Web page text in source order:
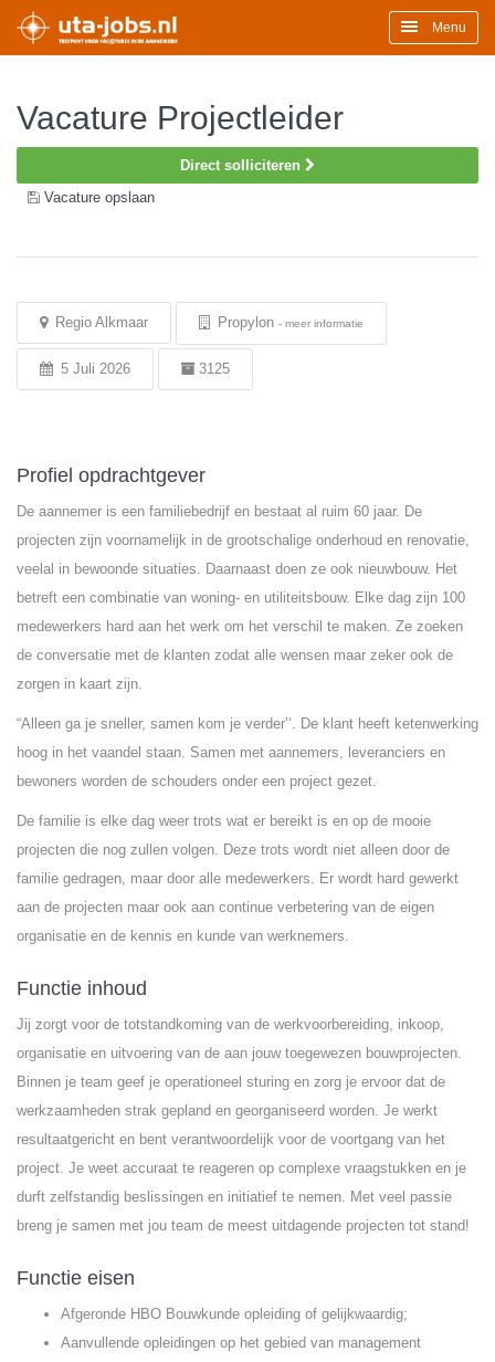
Menu
Vacature Projectleider
Direct solliciteren
Vacature opslaan
Regio Alkmaar Propylon - meer informatie
5 Juli 2026 3125
Profiel opdrachtgever
De aannemer is een familiebedrijf en bestaat al ruim 60 jaar. De
projecten zijn voornamelijk in de grootschalige onderhoud en renovatie,
veelal in bewoonde situaties. Daarnaast doen ze ook nieuwbouw. Het
betreft een combinatie van woning- en utiliteitsbouw. Elke dag zijn 100
medewerkers hard aan het werk om het verschil te maken. Ze zoeken
de conversatie met de klanten zodat alle wensen maar zeker ook de
zorgen in kaart zijn.
“Alleen ga je sneller, samen kom je verder’’. De klant heeft ketenwerking
hoog in het vaandel staan. Samen met aannemers, leveranciers en
bewoners worden de schouders onder een project gezet.
De familie is elke dag weer trots wat er bereikt is en op de mooie
projecten die nog zullen volgen. Deze trots wordt niet alleen door de
familie gedragen, maar door alle medewerkers. Er wordt hard gewerkt
aan de projecten maar ook aan continue verbetering van de eigen
organisatie en de kennis en kunde van werknemers.
Functie inhoud
Jij zorgt voor de totstandkoming van de werkvoorbereiding, inkoop,
organisatie en uitvoering van de aan jouw toegewezen bouwprojecten.
Binnen je team geef je operationeel sturing en zorg je ervoor dat de
werkzaamheden strak gepland en georganiseerd worden. Je werkt
resultaatgericht en bent verantwoordelijk voor de voortgang van het
project. Je weet accuraat te reageren op complexe vraagstukken en je
durft zelfstandig beslissingen en initiatief te nemen. Met veel passie
breng je samen met jou team de meest uitdagende projecten tot stand!
Functie eisen
Afgeronde HBO Bouwkunde opleiding of gelijkwaardig;
Aanvullende opleidingen op het gebied van management